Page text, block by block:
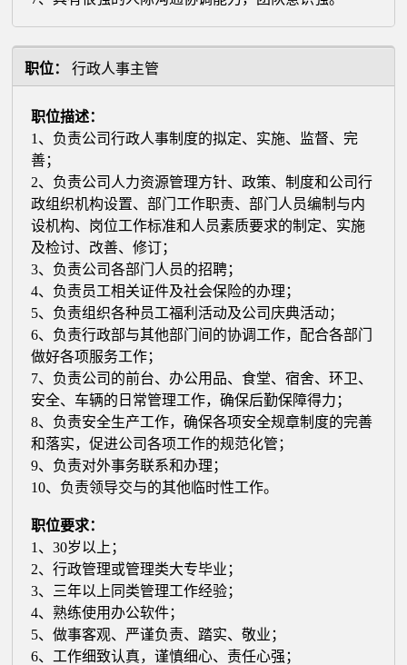
职位： 行政人事主管
职位描述：
1、负责公司行政人事制度的拟定、实施、监督、完
善；
2、负责公司人力资源管理方针、政策、制度和公司行
政组织机构设置、部门工作职责、部门人员编制与内
设机构、岗位工作标准和人员素质要求的制定、实施
及检讨、改善、修订；
3、负责公司各部门人员的招聘；
4、负责员工相关证件及社会保险的办理；
5、负责组织各种员工福利活动及公司庆典活动；
6、负责行政部与其他部门间的协调工作，配合各部门
做好各项服务工作；
7、负责公司的前台、办公用品、食堂、宿舍、环卫、
安全、车辆的日常管理工作，确保后勤保障得力；
8、负责安全生产工作，确保各项安全规章制度的完善
和落实，促进公司各项工作的规范化管；
9、负责对外事务联系和办理；
10、负责领导交与的其他临时性工作。
职位要求：
1、30岁以上；
2、行政管理或管理类大专毕业；
3、三年以上同类管理工作经验；
4、熟练使用办公软件；
5、做事客观、严谨负责、踏实、敬业；
6、工作细致认真，谨慎细心、责任心强；